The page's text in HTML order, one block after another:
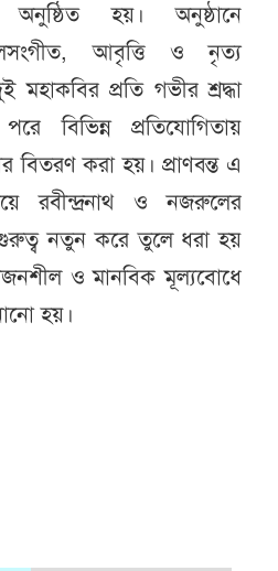
অনুষ্ঠিত হয়। অনুষ্ঠানে
আবৃত্তি ও নৃত্য
মহাকবির প্রতি গভীর শ্রদ্ধা
বিভিন্ন প্রতিযোগিতায়
বিতরণ করা হয়। প্রাণবন্ত এ
রবীন্দ্রনাথ ও নজরুলের
গুরুত্ব নতুন করে তুলে ধরা হয়
ও মানবিক মূল্যবোধে
হয়।